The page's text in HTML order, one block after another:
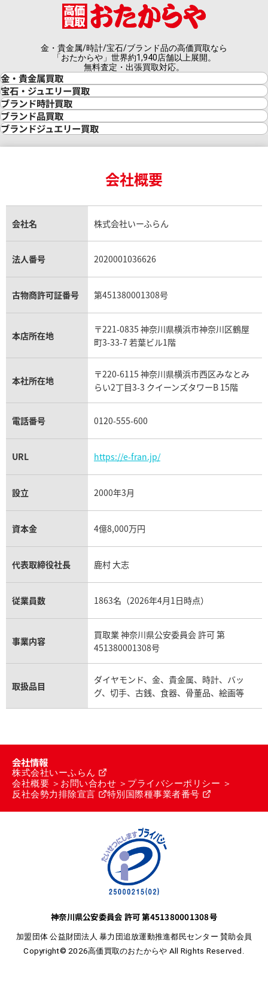
金・貴金属/時計/宝石/ブランド品の高価買取なら
「おたからや」世界約1,940店舗以上展開。
無料査定・出張買取対応。
金・貴金属買取
金買取
金の相場価格情報
金の参考買取価格一覧
インゴット買取
インゴットの相場価格情報
24金買取
金貨買取
貴金属買取
銀・シルバー買取
パラジウム買取
宝石・ジュエリー買取
宝石・ジュエリー買取
ダイヤモンド買取
ダイヤモンド・宝石の参考価格一覧
リング・結婚指輪買取
エメラルド買取
トパーズ買取
タンザナイト買取
パライバトルマリン買取
キャッツアイ買取
ガーネット買取
アクアマリン買取
ブランド時計買取
時計買取
ロレックス買取
ロレックス デイトナ買取
ロレックス サブマリーナー買取
ロレックス エクスプローラー買取
ロレックス デイトジャスト買取
パテック フィリップ買取
パテック フィリップノーチラス買取
ヴァシュロン・コンスタンタン買取
オメガ買取
カルティエ買取
フランク ミュラー買取
リシャール・ミル買取
パネライ買取
チューダー（チュードル）買取
ブランド品買取
ブランド買取
ルイ・ヴィトン買取
ルイ・ヴィトン買取の参考価格一覧
シャネル マトラッセ買取
セリーヌ買取
プラダ買取
ブランドジュエリー買取
ヴァンクリーフ＆アーペル買取
ショーメ買取
ダミアーニ買取
モーブッサン買取
会社概要
会社名 株式会社いーふらん
法人番号 2020001036626
古物商許可証番号 第451380001308号
本店所在地
〒221-0835 神奈川県横浜市神奈川区鶴屋
町3-33-7 若葉ビル1階
本社所在地
〒220-6115 神奈川県横浜市西区みなとみ
らい2丁目3-3 クイーンズタワーB 15階
電話番号 0120-555-600
URL https://e-fran.jp/
設立 2000年3月
資本金 4億8,000万円
代表取締役社長 鹿村 大志
従業員数 1863名（2026年4月1日時点）
事業内容
買取業 神奈川県公安委員会 許可 第
451380001308号
取扱品目
ダイヤモンド、金、貴金属、時計、バッ
グ、切手、古銭、食器、骨董品、絵画等
会社情報
株式会社いーふらん
会社概要
お問い合わせ
プライバシーポリシー
反社会勢力排除宣言
特別国際種事業者番号
神奈川県公安委員会 許可 第451380001308号
加盟団体 公益財団法人 暴力団追放運動推進都民センター 賛助会員
Copyright© 2026高価買取のおたからや All Rights Reserved.